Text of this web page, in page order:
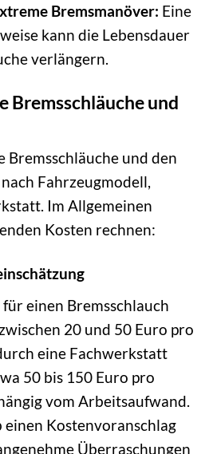
Bremsmanöver: Eine
kann die Lebensdauer
verlängern.
Bremsschläuche und
Bremsschläuche und den
Fahrzeugmodell,
Im Allgemeinen
Kosten rechnen:
einen Bremsschlauch
20 und 50 Euro pro
eine Fachwerkstatt
50 bis 150 Euro pro
vom Arbeitsaufwand.
einen Kostenvoranschlag
Überraschungen